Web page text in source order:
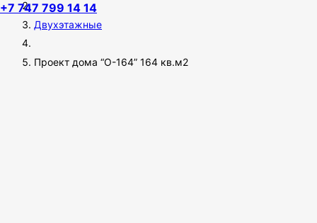
+7 747 799 14 14
Двухэтажные
Проект дома “О-164” 164 кв.м2